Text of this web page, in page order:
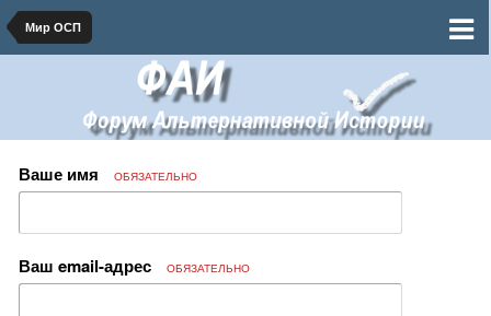
Мир ОСП
Ваше имя ОБЯЗАТЕЛЬНО
Ваш email-адрес ОБЯЗАТЕЛЬНО